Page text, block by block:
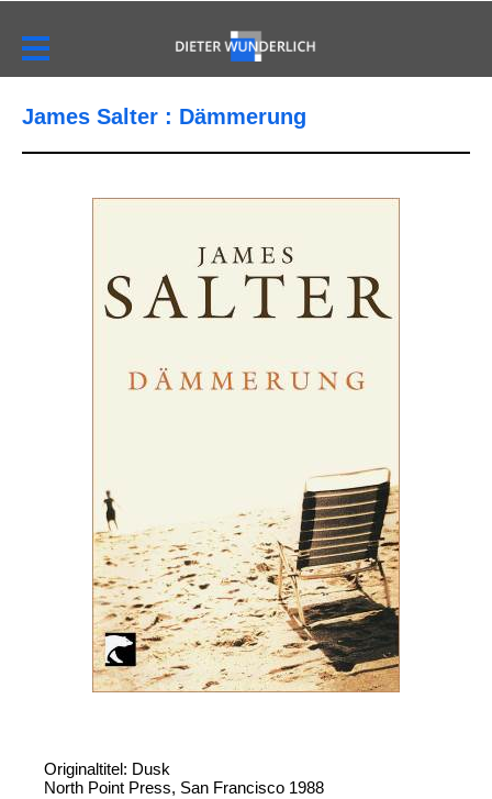
James Salter : Dämmerung
Originaltitel: Dusk
North Point Press, San Francisco 1988